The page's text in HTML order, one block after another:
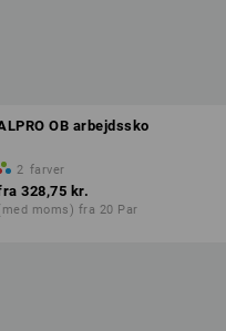
OB arbejdssko
2 farver
328,75 kr.
moms) fra 20 Par